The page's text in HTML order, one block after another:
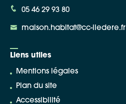
05 46 29 93 80
maison.habitat@cc-iledere.fr
Liens utiles
Mentions légales
Plan du site
Accessibilité